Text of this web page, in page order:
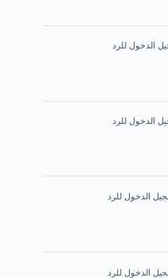
الدخول للرد
الدخول للرد
الدخول للرد
الدخول للرد